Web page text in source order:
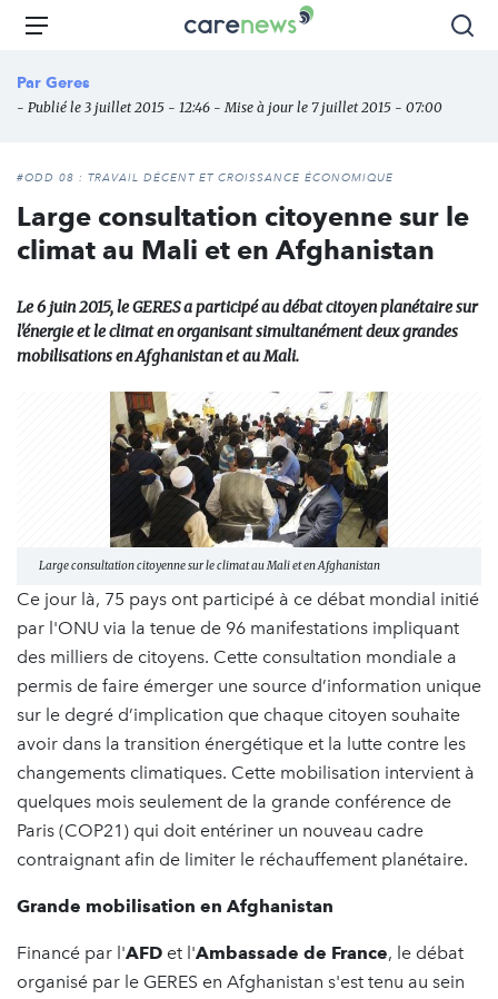
Aller
principal
Carenews,
des
l'engagement
Menu
Par Geres
- Publié le 3 juillet 2015 - 12:46 - Mise à jour le 7 juillet 2015 - 07:00
#ODD 08 : TRAVAIL DÉCENT ET CROISSANCE ÉCONOMIQUE
Large consultation citoyenne sur le
climat au Mali et en Afghanistan
Le 6 juin 2015, le GERES a participé au débat citoyen planétaire sur
l'énergie et le climat en organisant simultanément deux grandes
mobilisations en Afghanistan et au Mali.
Large consultation citoyenne sur le climat au Mali et en Afghanistan
Ce jour là, 75 pays ont participé à ce débat mondial initié
par l'ONU via la tenue de 96 manifestations impliquant
des milliers de citoyens. Cette consultation mondiale a
permis de faire émerger une source d’information unique
sur le degré d’implication que chaque citoyen souhaite
avoir dans la transition énergétique et la lutte contre les
changements climatiques. Cette mobilisation intervient à
quelques mois seulement de la grande conférence de
Paris (COP21) qui doit entériner un nouveau cadre
contraignant afin de limiter le réchauffement planétaire.
Grande mobilisation en Afghanistan
Financé par l'AFD et l'Ambassade de France, le débat
organisé par le GERES en Afghanistan s'est tenu au sein